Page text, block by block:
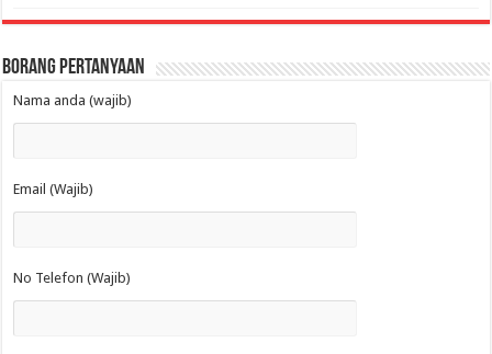
Borang Pertanyaan
Nama anda (wajib)
Email (Wajib)
No Telefon (Wajib)